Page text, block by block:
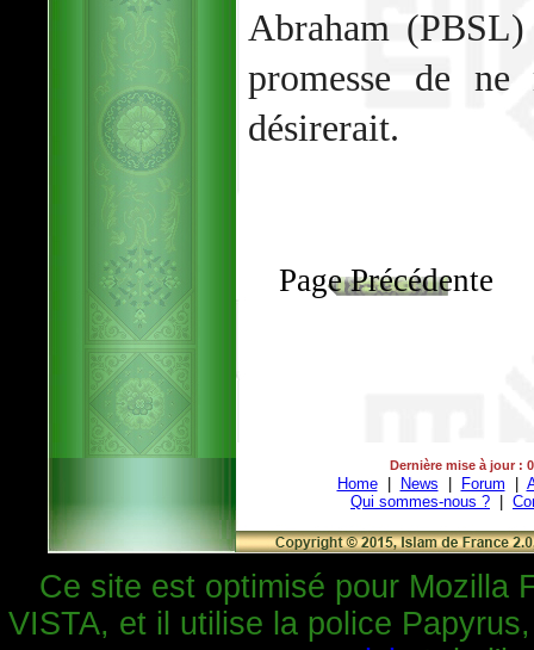
Abraham
promesse de
désirerait.
Page Précédente
Dernière mise à jour :
Home| News Forum
Qui sommes-nous ?
Ce site est optimisé pour Mozilla
VISTA, et il utilise la police